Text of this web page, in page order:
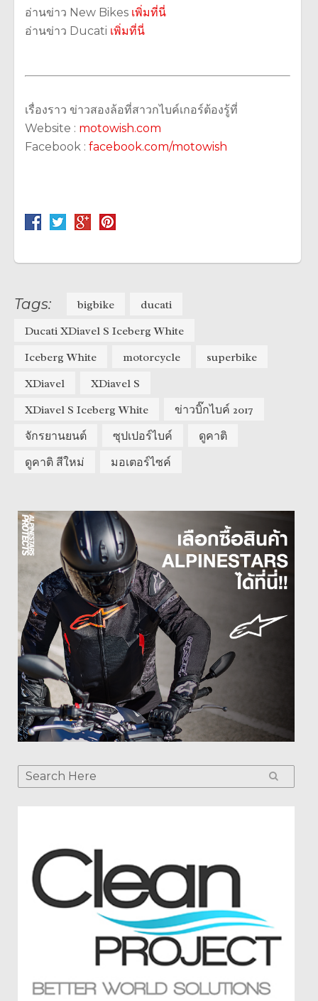
อ่านข่าว New Bikes เพิ่มที่นี่
อ่านข่าว Ducati เพิ่มที่นี่
เรื่องราว ข่าวสองล้อที่สาวกไบค์เกอร์ต้องรู้ที่
Website : motowish.com
Facebook : facebook.com/motowish
Tags: bigbike
ducati
Ducati XDiavel S Iceberg White
Iceberg White
motorcycle
superbike
XDiavel
XDiavel S
XDiavel S Iceberg White
ข่าวบิ๊กไบค์ 2017
จักรยานยนต์
ซุปเปอร์ไบค์
ดูคาติ
ดูคาติ สีใหม่
มอเตอร์ไซค์